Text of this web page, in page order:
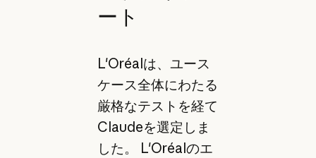
ート
L'Oréalは、ユース
ケース全体にわたる
厳格なテストを経て
Claudeを選定しま
した。 L'Oréalのエ